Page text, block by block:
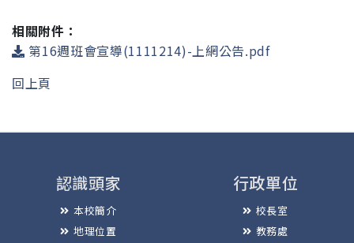
相關附件：
第16週班會宣導(1111214)-上網公告.pdf
回上頁
認識頭家
本校簡介
地理位置
行政單位
校長室
教務處